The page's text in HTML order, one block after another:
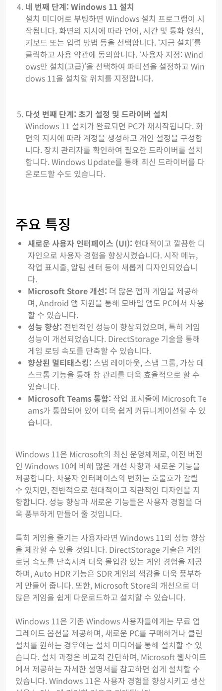
네 번째 단계: Windows 11 설치
설치 미디어로 부팅하면 Windows 설치 프로그램이 시
작됩니다. 화면의 지시에 따라 언어, 시간 및 통화 형식,
키보드 또는 입력 방법 등을 선택합니다. ‘지금 설치’를
클릭하고 사용 약관에 동의합니다. ‘사용자 지정: Wind
ows만 설치(고급)’을 선택하여 파티션을 설정하고 Win
dows 11을 설치할 위치를 지정합니다.
다섯 번째 단계: 초기 설정 및 드라이버 설치
Windows 11 설치가 완료되면 PC가 재시작됩니다. 화
면의 지시에 따라 계정을 생성하고 개인 설정을 구성합
니다. 장치 관리자를 확인하여 필요한 드라이버를 설치
합니다. Windows Update를 통해 최신 드라이버를 다
운로드할 수도 있습니다.
주요 특징
새로운 사용자 인터페이스 (UI): 현대적이고 깔끔한 디
자인으로 사용자 경험을 향상시켰습니다. 시작 메뉴,
작업 표시줄, 알림 센터 등이 새롭게 디자인되었습니
다.
Microsoft Store 개선: 더 많은 앱과 게임을 제공하
며, Android 앱 지원을 통해 모바일 앱도 PC에서 사용
할 수 있습니다.
성능 향상: 전반적인 성능이 향상되었으며, 특히 게임
성능이 개선되었습니다. DirectStorage 기술을 통해
게임 로딩 속도를 단축할 수 있습니다.
향상된 멀티태스킹: 스냅 레이아웃, 스냅 그룹, 가상 데
스크톱 기능을 통해 창 관리를 더욱 효율적으로 할 수
있습니다.
Microsoft Teams 통합: 작업 표시줄에 Microsoft Te
ams가 통합되어 있어 더욱 쉽게 커뮤니케이션할 수 있
습니다.
Windows 11은 Microsoft의 최신 운영체제로, 이전 버전
인 Windows 10에 비해 많은 개선 사항과 새로운 기능을
제공합니다. 사용자 인터페이스의 변화는 호불호가 갈릴
수 있지만, 전반적으로 현대적이고 직관적인 디자인을 지
향합니다. 성능 향상과 새로운 기능들은 사용자 경험을 더
욱 풍부하게 만들어 줄 것입니다.
특히 게임을 즐기는 사용자라면 Windows 11의 성능 향상
을 체감할 수 있을 것입니다. DirectStorage 기술은 게임
로딩 속도를 단축시켜 더욱 몰입감 있는 게임 경험을 제공
하며, Auto HDR 기능은 SDR 게임의 색감을 더욱 풍부하
게 만들어 줍니다. 또한, Microsoft Store의 개선으로 더
많은 게임을 쉽게 다운로드하고 설치할 수 있습니다.
Windows 11은 기존 Windows 사용자들에게는 무료 업
그레이드 옵션을 제공하며, 새로운 PC를 구매하거나 클린
설치를 원하는 경우에는 설치 미디어를 통해 설치할 수 있
습니다. 설치 과정은 비교적 간단하며, Microsoft 웹사이트
에서 제공하는 자세한 설명서를 참고하면 쉽게 설치할 수
있습니다. Windows 11은 사용자 경험을 향상시키고 생산